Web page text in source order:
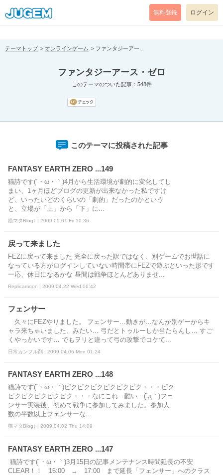
[pear_error: message="Success" code=0 mode=return level=notice
prefix="" info=""]
無料登録 ログイン
テーマトップ オンラインゲーム ファンタジーアー...
ファンタジーアース・ゼロ
このテーマのついた記事：548件
このテーマに投稿された記事
FANTASY EARTH ZERO ...149
猫詩です(´・ω・｀)4月から生活環境が劇的に変化してし
まい、1ヶ月ほどブログの更新が出来なかった私ですけ
ど、いったいどのくらいの「劇的」だったのかという
と、立場が「上」から「下」に...
猫マタBlog♪ | 2009.05.01 Fri 10:36
戻って来ました
FEZに戻って来ました 完全に戻った訳ではなく、別ゲームでお世話に
なっている方がログインしていない時間帯にFEZで遊ぶといった形です
一応、休日になるかな 昼間は戦争ほとんどありませ...
Replicamoon | 2009.04.22 Wed 06:42
フェンサー
久々にFEZやりました。 フェンサー…動きが…なんか別ゲーからキ
ャラ来ちゃいました、みたい… 弓だとトゥルーしか当たらんし… すご
くやっかいです… でもヲリと違って弓の攻撃でコケて...
日常カンフル剤 | 2009.04.06 Mon 01:24
FANTASY EARTH ZERO ...148
猫詩です(´・ω・｀)ピクピクピクピクピクピク・・・ピク
ピクピクピクピクピク・・・なにこれ…酷い…(´д｀)フェ
ンサー実装後、初めて戦争に参加してみました。参加人
数の半数以上フェンサーな...
猫マタBlog♪ | 2009.04.02 Thu 14:09
FANTASY EARTH ZERO ...147
猫詩です(´・ω・｀)3月15日の記事メンテナンス時間延長の不安
CLEAR！！ 16:00 → 17:00 まで延長「フェンサー」へのクラス